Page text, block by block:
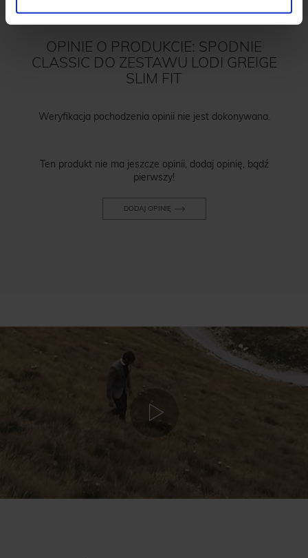
OPINIE O PRODUKCIE: SPODNIE
CLASSIC DO ZESTAWU LODI GREIGE
SLIM FIT
Weryfikacja pochodzenia opinii nie jest dokonywana.
Ten produkt nie ma jeszcze opinii, dodaj opinię, bądź
pierwszy!
DODAJ OPINIĘ